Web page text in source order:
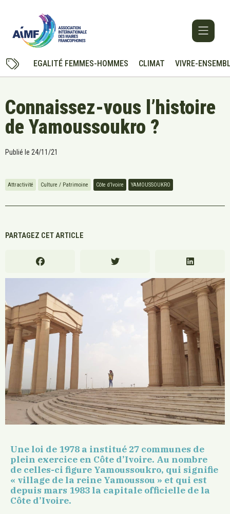
EGALITÉ FEMMES-HOMMES CLIMAT VIVRE-
Connaissez-vous l’histoire
de Yamoussoukro ?
Publié le 24/11/21
Attractivité Culture / Patrimoine Côte d’Ivoire YAMOUSSOUKRO
PARTAGEZ CET ARTICLE
Une loi de 1978 a institué 27 communes de
plein exercice en Côte d’Ivoire. Au nombre
de celles-ci figure Yamoussoukro, qui signifie
« village de la reine Yamoussou » et qui est
depuis mars 1983 la capitale officielle de la
Côte d’Ivoire.